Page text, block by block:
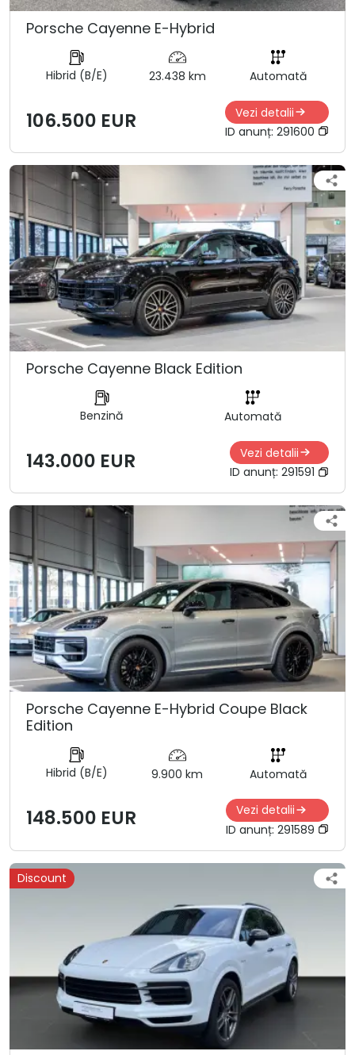
Porsche Cayenne E-Hybrid
Hibrid (B/E) 23.438 km Automată
106.500 EUR
Vezi detalii
ID anunț: 291600
Porsche Cayenne Black Edition
Benzină Automată
143.000 EUR
Vezi detalii
ID anunț: 291591
Porsche Cayenne E-Hybrid Coupe Black
Edition
Hibrid (B/E) 9.900 km Automată
148.500 EUR
Vezi detalii
ID anunț: 291589
Discount